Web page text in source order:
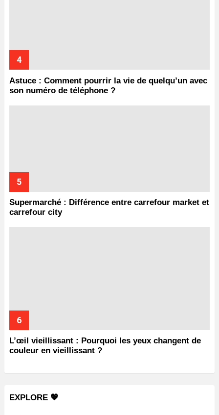
Astuce : Comment pourrir la vie de quelqu’un avec
son numéro de téléphone ?
Supermarché : Différence entre carrefour market et
carrefour city
L’œil vieillissant : Pourquoi les yeux changent de
couleur en vieillissant ?
EXPLORE 💖